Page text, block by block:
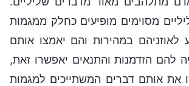
מסוימים מופיעים כחלק ממגמות
לאוזניהם במהירות והם יאמצו אותם
להם הזדמנות והתנאים יאפשרו זאת,
את אותם דברים המשתייכים למגמות